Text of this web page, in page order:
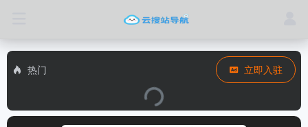
热门 立即入驻